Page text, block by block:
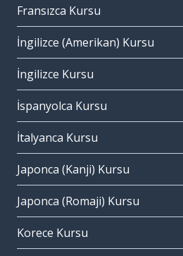
Fransızca Kursu
İngilizce (Amerikan) Kursu
İngilizce Kursu
İspanyolca Kursu
İtalyanca Kursu
Japonca (Kanji) Kursu
Japonca (Romaji) Kursu
Korece Kursu